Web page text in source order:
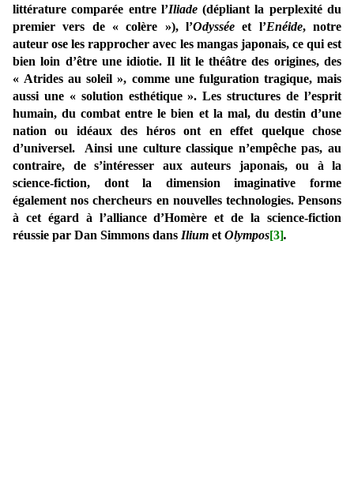
littérature comparée entre l’Iliade(dépliant la perplexité du
premier vers de « colère »), l’Odyssée et l’Enéide, notre
auteur ose les rapprocher avec les mangas japonais, ce qui est
bien loin d’être une idiotie. Il lit le théâtre des origines, des
« Atrides au soleil », comme une fulguration tragique, mais
aussi une « solution esthétique ». Les structures de l’esprit
humain, du combat entre le bien et la mal, du destin d’une
nation ou idéaux des héros ont en effet quelque chose
d’universel. Ainsi une culture classique n’empêche pas, au
contraire, de s’intéresser aux auteurs japonais, ou à la
science-fiction, dont la dimension imaginative forme
également nos chercheurs en nouvelles technologies. Pensons
à cet égard à l’alliance d’Homère et de la science-fiction
réussie par Dan Simmons dans Ilium et Olympos[3].